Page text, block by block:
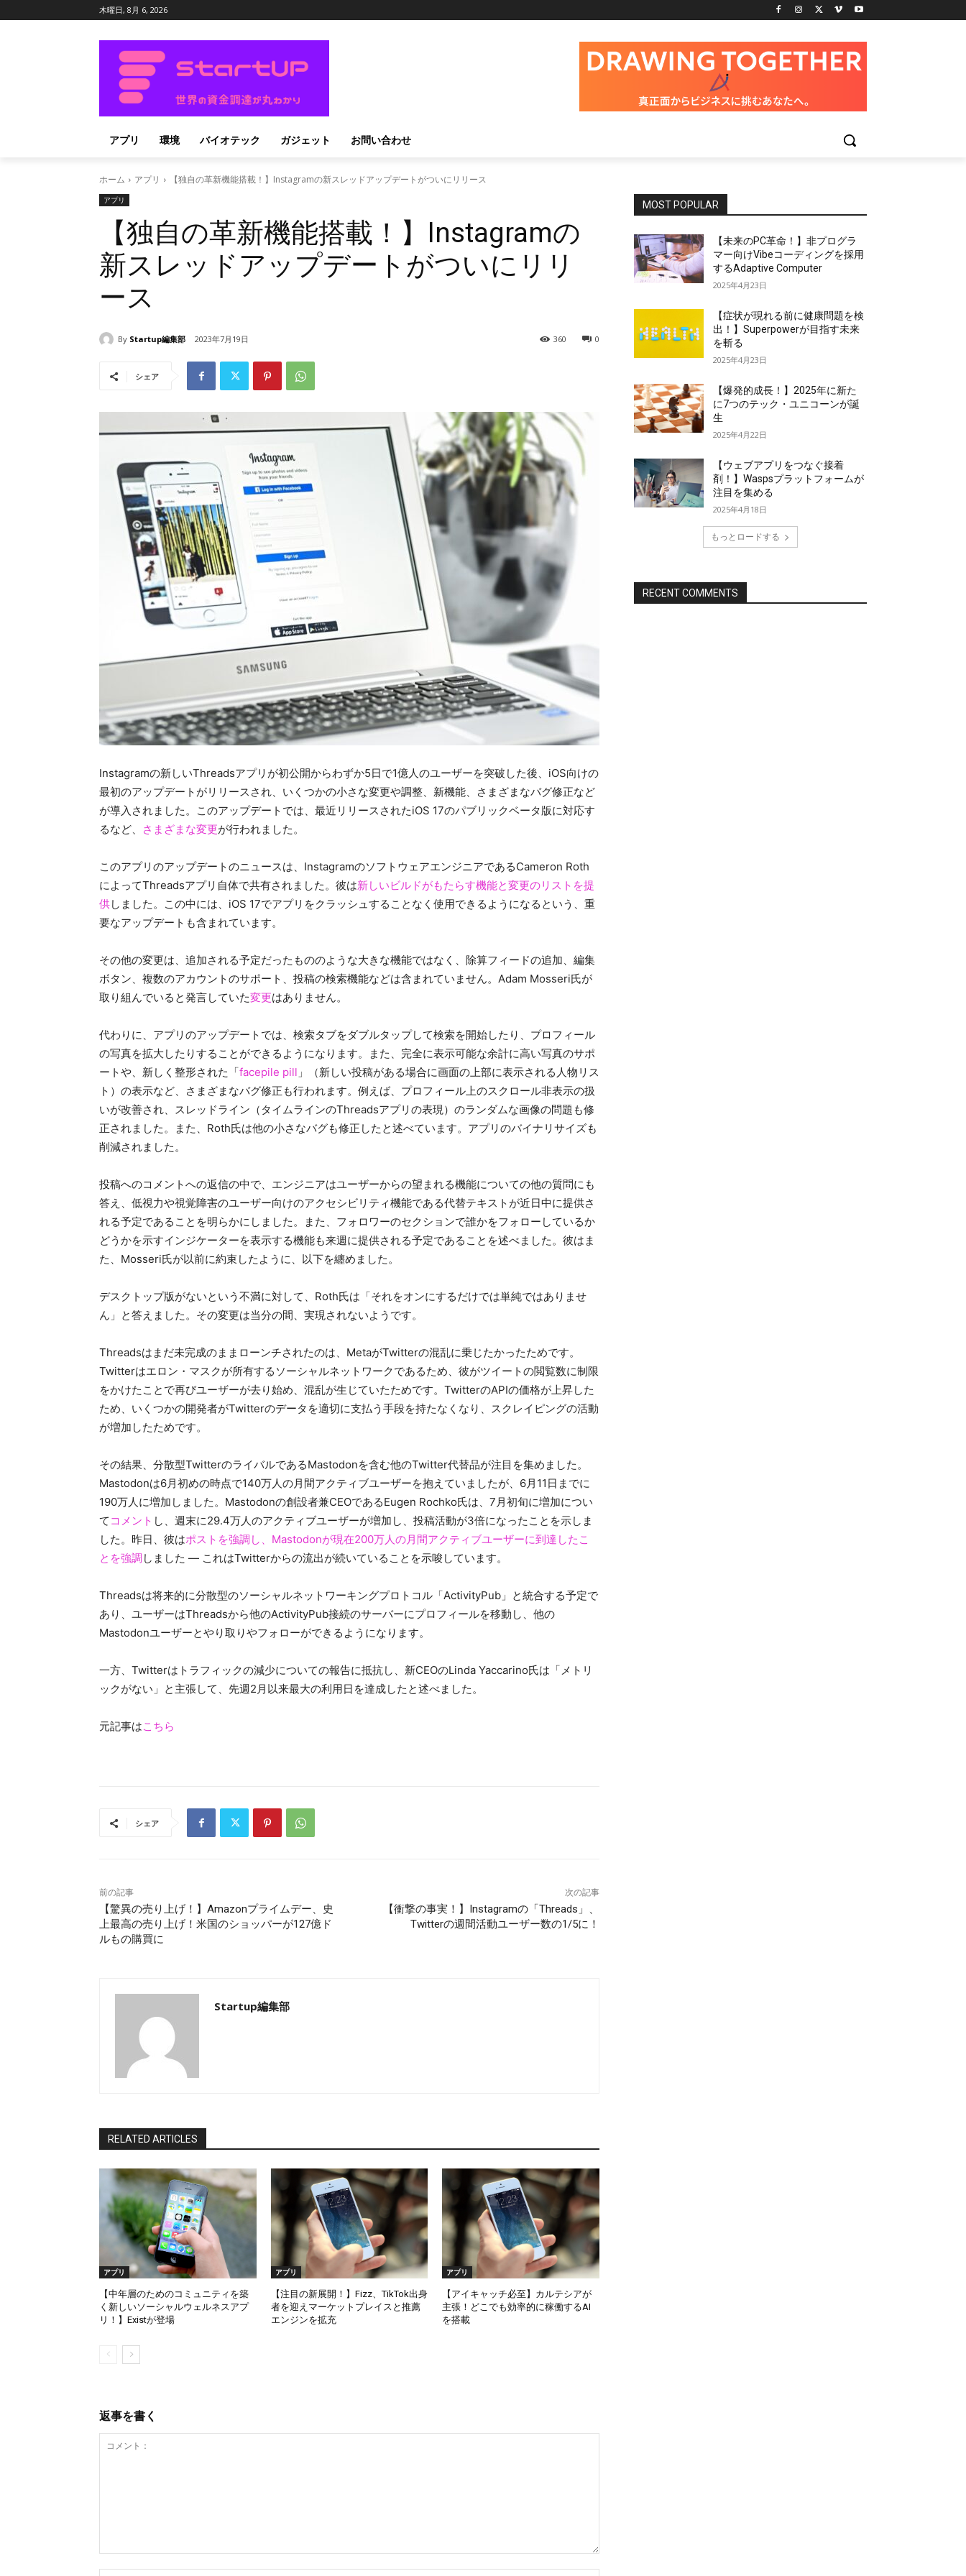
木曜日, 8月 6, 2026
アプリ 環境 バイオテック ガジェット お問い合わせ
ホーム アプリ 【独自の革新機能搭載！】Instagramの新スレッドアップデートがついにリリース
アプリ
【独自の革新機能搭載！】Instagramの
新スレッドアップデートがついにリリ
ース
By Startup編集部 2023年7月19日 0
360
シェア
Instagramの新しいThreadsアプリが初公開からわずか5日で1億人のユーザーを突破した後、iOS向けの
最初のアップデートがリリースされ、いくつかの小さな変更や調整、新機能、さまざまなバグ修正など
が導入されました。このアップデートでは、最近リリースされたiOS 17のパブリックベータ版に対応す
るなど、
さまざまな変更が行われました。
このアプリのアップデートのニュースは、InstagramのソフトウェアエンジニアであるCameron Roth
によってThreadsアプリ自体で共有されました。彼は新しいビルドがもたらす機能と変更のリストを提
供しました。この中には、iOS 17でアプリをクラッシュすることなく使用できるようになるという、重
要なアップデートも含まれています。
その他の変更は、追加される予定だったもののような大きな機能ではなく、除算フィードの追加、編集
ボタン、複数のアカウントのサポート、投稿の検索機能などは含まれていません。Adam Mosseri氏が
取り組んでいると発言していた変更はありません。
代わりに、アプリのアップデートでは、検索タブをダブルタップして検索を開始したり、プロフィール
の写真を拡大したりすることができるようになります。また、完全に表示可能な余計に高い写真のサポ
ートや、新しく整形された「facepile pill 」（新しい投稿がある場合に画面の上部に表示される人物リス
ト）の表示など、さまざまなバグ修正も行われます。例えば、プロフィール上のスクロール非表示の扱
いが改善され、スレッドライン（タイムラインのThreadsアプリの表現）のランダムな画像の問題も修
正されました。また、Roth氏は他の小さなバグも修正したと述べています。アプリのバイナリサイズも
削減されました。
投稿へのコメントへの返信の中で、エンジニアはユーザーからの望まれる機能についての他の質問にも
答え、低視力や視覚障害のユーザー向けのアクセシビリティ機能である代替テキストが近日中に提供さ
れる予定であることを明らかにしました。また、フォロワーのセクションで誰かをフォローしているか
どうかを示すインジケーターを表示する機能も来週に提供される予定であることを述べました。彼はま
た、Mosseri氏が以前に約束したように、以下を纏めました。
デスクトップ版がないという不満に対して、Roth氏は「それをオンにするだけでは単純ではありませ
ん」と答えました。その変更は当分の間、実現されないようです。
Threadsはまだ未完成のままローンチされたのは、MetaがTwitterの混乱に乗じたかったためです。
Twitterはエロン・マスクが所有するソーシャルネットワークであるため、彼がツイートの閲覧数に制限
をかけたことで再びユーザーが去り始め、混乱が生じていたためです。TwitterのAPIの価格が上昇した
ため、いくつかの開発者がTwitterのデータを適切に支払う手段を持たなくなり、スクレイピングの活動
が増加したためです。
その結果、分散型TwitterのライバルであるMastodonを含む他のTwitter代替品が注目を集めました。
Mastodonは6月初めの時点で140万人の月間アクティブユーザーを抱えていましたが、6月11日までに
190万人に増加しました。Mastodonの創設者兼CEOであるEugen Rochko氏は、7月初旬に増加につい
て コメント し、週末に29.4万人のアクティブユーザーが増加し、投稿活動が3倍になったことを示しま
した。昨日、彼はポストを強調し、Mastodonが現在200万人の月間アクティブユーザーに到達したこ
とを強調 しました — これはTwitterからの流出が続いていることを示唆しています。
Threadsは将来的に分散型のソーシャルネットワーキングプロトコル「ActivityPub」と統合する予定で
あり、ユーザーはThreadsから他のActivityPub接続のサーバーにプロフィールを移動し、他の
Mastodonユーザーとやり取りやフォローができるようになります。
一方、Twitterはトラフィックの減少についての報告に抵抗し、新CEOのLinda Yaccarino氏は「メトリ
ックがない」と主張して、先週2月以来最大の利用日を達成したと述べました。
元記事はこちら
シェア
前の記事
【驚異の売り上げ！】Amazonプライムデー、史
上最高の売り上げ！米国のショッパーが127億ド
ルもの購買に
次の記事
【衝撃の事実！】Instagramの「Threads」、
Twitterの週間活動ユーザー数の1/5に！
Startup編集部
RELATED ARTICLES
アプリ
【中年層のためのコミュニティを築
く新しいソーシャルウェルネスアプ
リ！】Existが登場
アプリ
【注目の新展開！】Fizz、TikTok出身
者を迎えマーケットプレイスと推薦
エンジンを拡充
アプリ
【アイキャッチ必至】カルテシアが
主張！どこでも効率的に稼働するAI
を搭載
返事を書く
MOST POPULAR
【未来のPC革命！】非プログラ
マー向けVibeコーディングを採用
するAdaptive Computer
2025年4月23日
【症状が現れる前に健康問題を検
出！】Superpowerが目指す未来
を斬る
2025年4月23日
【爆発的成長！】2025年に新た
に7つのテック・ユニコーンが誕
生
2025年4月22日
【ウェブアプリをつなぐ接着
剤！】Waspsプラットフォームが
注目を集める
2025年4月18日
もっとロードする
RECENT COMMENTS